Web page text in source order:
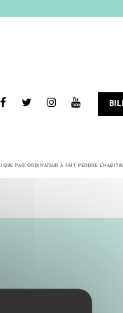
par ordinateur à fait perdre